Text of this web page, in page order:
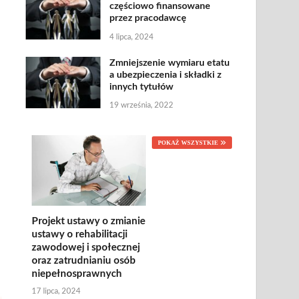
częściowo finansowane
przez pracodawcę
4 lipca, 2024
Zmniejszenie wymiaru etatu
a ubezpieczenia i składki z
innych tytułów
19 września, 2022
POKAŻ WSZYSTKIE
Projekt ustawy o zmianie
ustawy o rehabilitacji
zawodowej i społecznej
oraz zatrudnianiu osób
niepełnosprawnych
17 lipca, 2024